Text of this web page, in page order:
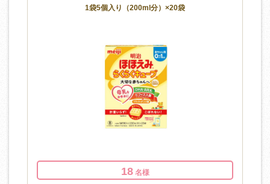
1袋5個入り（200ml分）×20袋
18 名様